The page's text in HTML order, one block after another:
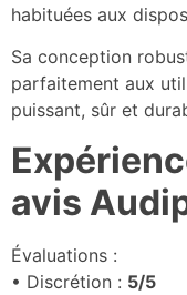
habituées aux
Sa conception
parfaitement aux
puissant, sûr et
avis
Évaluations :
• Discrétion : 5/5